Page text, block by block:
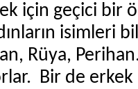
için geçici bir
isimleri
Rüya,
Bir de